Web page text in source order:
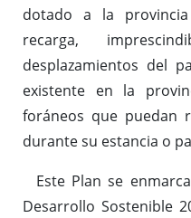
dotado a la
recarga,
desplazamientos del
existente en la
foráneos que puedan
durante su estancia o
Este Plan se
Desarrollo Sostenible